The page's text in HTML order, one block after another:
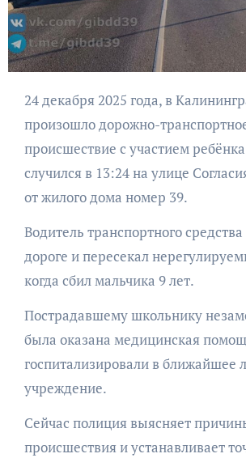
24 декабря 2025 года, в Калининграде
произошло дорожно-
происшествие с участием
случился в 13:24 на улице
от жилого дома номер 39.
Водитель транспортного
дороге и пересекал
когда сбил мальчика 9 лет.
Пострадавшему школьнику
была оказана медицинская
госпитализировали в ближайшее
учреждение.
Сейчас полиция выясняет
происшествия и устанавливает